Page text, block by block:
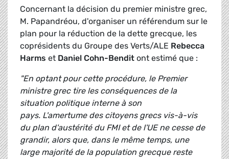
Concernant la décision du premier ministre grec,
M. Papandréou, d'organiser un référendum sur le
plan pour la réduction de la dette grecque, les
coprésidents du Groupe des Verts/ALE Rebecca
Harms et Daniel Cohn-Bendit ont estimé que :
"En optant pour cette procédure, le Premier
ministre grec tire les conséquences de la
situation politique interne à son
pays. L'amertume des citoyens grecs vis-à-vis
du plan d'austérité du FMI et de l'UE ne cesse de
grandir, alors que, dans le même temps, une
large majorité de la population grecque reste